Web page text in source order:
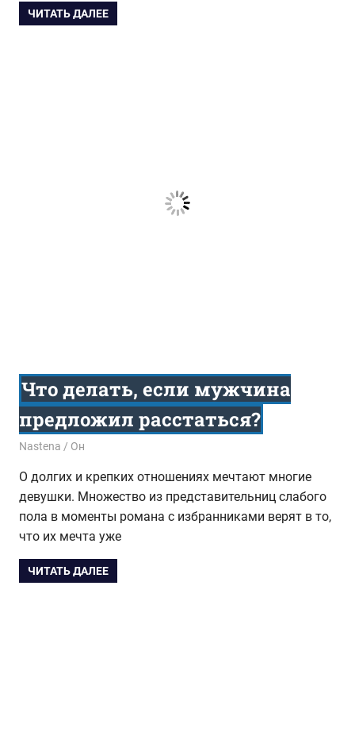
ЧИТАТЬ ДАЛЕЕ
Что делать, если мужчина
предложил расстаться?
28.05.2017
Nastena Он
О долгих и крепких отношениях мечтают многие
девушки. Множество из представительниц слабого
пола в моменты романа с избранниками верят в то,
что их мечта уже
ЧИТАТЬ ДАЛЕЕ